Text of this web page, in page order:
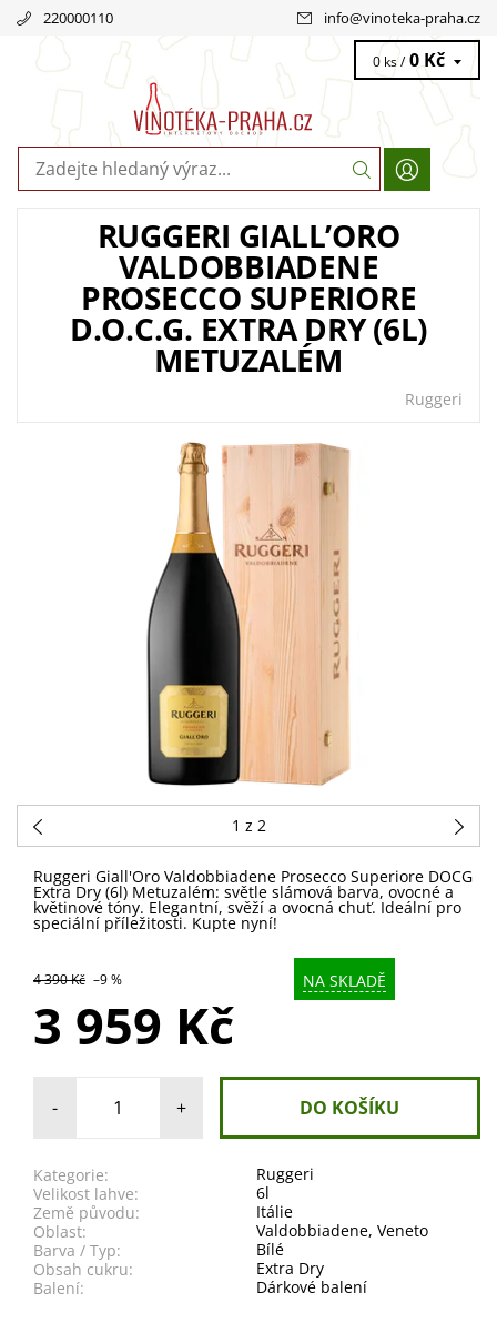
220000110 info@vinoteka-praha.cz
0 ks / 0 Kč
RUGGERI GIALL’ORO
VALDOBBIADENE
PROSECCO SUPERIORE
D.O.C.G. EXTRA DRY (6L)
METUZALÉM
Ruggeri
1 z 2
Ruggeri Giall'Oro Valdobbiadene Prosecco Superiore DOCG
Extra Dry (6l) Metuzalém: světle slámová barva, ovocné a
květinové tóny. Elegantní, svěží a ovocná chuť. Ideální pro
speciální příležitosti. Kupte nyní!
4 390 Kč –9 % NA SKLADĚ
3 959 Kč
- +
Kategorie:
Ruggeri
Velikost lahve:
6l
Země původu:
Itálie
Oblast:
Valdobbiadene, Veneto
Barva / Typ:
Bílé
Obsah cukru:
Extra Dry
Balení:
Dárkové balení